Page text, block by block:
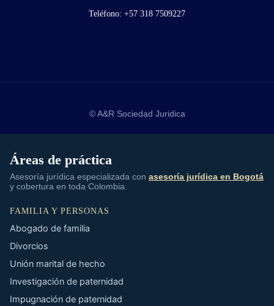
Teléfono: +57 318 7509227
© A&R Sociedad Juridica
Áreas de práctica
Asesoría jurídica especializada con asesoría jurídica en Bogotá
y cobertura en toda Colombia.
FAMILIA Y PERSONAS
Abogado de familia
Divorcios
Unión marital de hecho
Investigación de paternidad
Impugnación de paternidad